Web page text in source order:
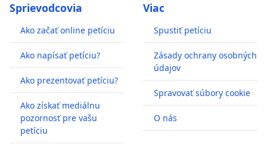
Sprievodcovia
Ako začať online petíciu
Ako napísať petíciu?
Ako prezentovať petíciu?
Ako získať mediálnu
pozornosť pre vašu
petíciu
Viac
Spustiť petíciu
Zásady ochrany osobných
údajov
Spravovať súbory cookie
O nás